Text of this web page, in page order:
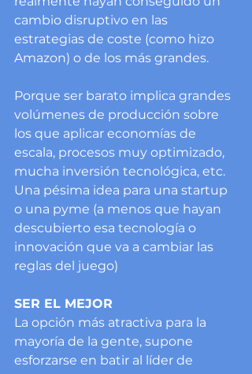
cambio disruptivo en las
estrategias de coste (como hizo
Amazon) o de los más grandes.
Porque ser barato implica grandes
volúmenes de producción sobre
los que aplicar economías de
escala, procesos muy optimizado,
mucha inversión tecnológica, etc.
Una pésima idea para una startup
o una pyme (a menos que hayan
descubierto esa tecnología o
innovación que va a cambiar las
reglas del juego)
SER EL MEJOR
La opción más atractiva para la
mayoría de la gente, supone
esforzarse en batir al líder de